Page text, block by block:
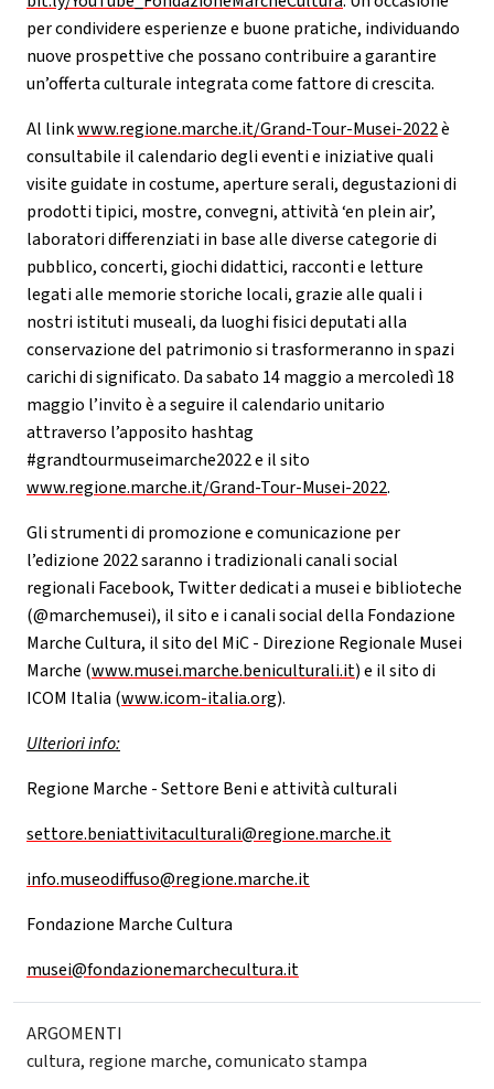
per condividere esperienze e buone pratiche, individuando
nuove prospettive che possano contribuire a garantire
un’offerta culturale integrata come fattore di crescita.
Al linkwww.regione.marche.it/Grand-Tour-Musei-2022è
consultabile il calendario degli eventi e iniziative quali
visite guidate in costume, aperture serali, degustazioni di
prodotti tipici, mostre, convegni, attività ‘en plein air’,
laboratori differenziati in base alle diverse categorie di
pubblico, concerti, giochi didattici, racconti e letture
legati alle memorie storiche locali, grazie alle quali i
nostri istituti museali, da luoghi fisici deputati alla
conservazione del patrimonio si trasformeranno in spazi
carichi di significato. Da sabato 14 maggio a mercoledì 18
maggio l’invito è a seguire il calendario unitario
attraverso l’apposito hashtag
#grandtourmuseimarche2022 e il sito
www.regione.marche.it/Grand-Tour-Musei-2022.
Gli strumenti di promozione e comunicazione per
l’edizione 2022 saranno i tradizionali canali social
regionali Facebook, Twitter dedicati a musei e biblioteche
(@marchemusei), il sito e i canali social della Fondazione
Marche Cultura, il sito del MiC - Direzione Regionale Musei
Marche (www.musei.marche.beniculturali.it) e il sito di
ICOM Italia (www.icom-italia.org).
Ulteriori info:
Regione Marche - Settore Beni e attività culturali
settore.beniattivitaculturali@regione.marche.it
info.museodiffuso@regione.marche.it
Fondazione Marche Cultura
musei@fondazionemarchecultura.it
ARGOMENTI
cultura, regione marche,comunicato stampa